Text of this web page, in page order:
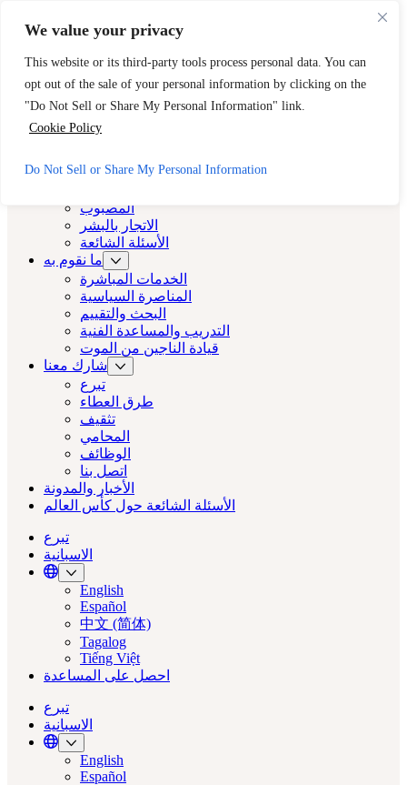
We value your privacy
This website or its third-party tools process personal data. You can
opt out of the sale of your personal information by clicking on the
"Do Not Sell or Share My Personal Information" link.
Cookie Policy
Do Not Sell or Share My Personal Information
كاست لوس أنجلوس
المصبوب
الاتجار بالبشر
الأسئلة الشائعة
ما نقوم به
الخدمات المباشرة
المناصرة السياسية
البحث والتقييم
التدريب والمساعدة الفنية
قيادة الناجين من الموت
شارك معنا
تبرع
طرق العطاء
تثقيف
المحامي
الوظائف
اتصل بنا
الأخبار والمدونة
الأسئلة الشائعة حول كأس العالم
تبرع
الاسبانية
Translate
English
Español
中文 (简体)
Tagalog
Tiếng Việt
احصل على المساعدة
تبرع
الاسبانية
Translate
English
Español